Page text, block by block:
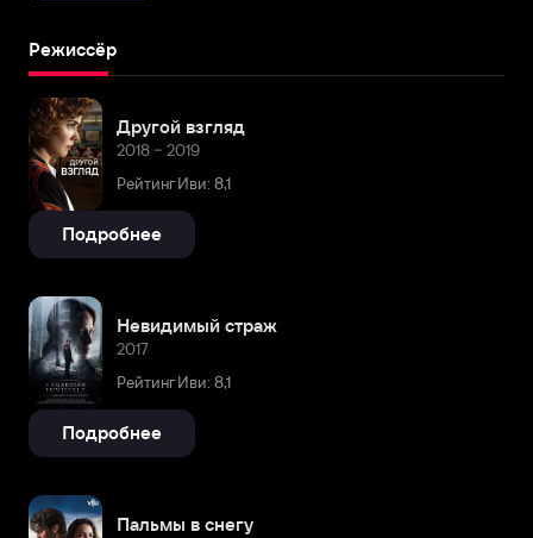
Режиссёр
Другой взгляд
2018 – 2019
Рейтинг Иви: 8,1
Подробнее
Невидимый страж
2017
Рейтинг Иви: 8,1
Подробнее
Пальмы в снегу